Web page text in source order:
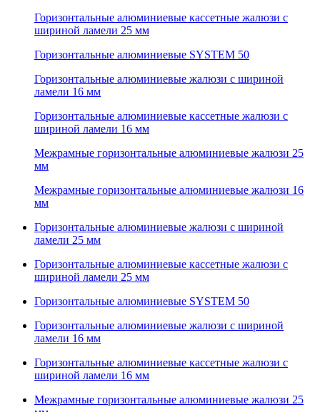
Горизонтальные алюминиевые кассетные жалюзи с
шириной ламели 25 мм
Горизонтальные алюминиевые SYSTEM 50
Горизонтальные алюминиевые жалюзи с шириной
ламели 16 мм
Горизонтальные алюминиевые кассетные жалюзи с
шириной ламели 16 мм
Межрамные горизонтальные алюминиевые жалюзи 25
мм
Межрамные горизонтальные алюминиевые жалюзи 16
мм
Горизонтальные алюминиевые жалюзи с шириной
ламели 25 мм
Горизонтальные алюминиевые кассетные жалюзи с
шириной ламели 25 мм
Горизонтальные алюминиевые SYSTEM 50
Горизонтальные алюминиевые жалюзи с шириной
ламели 16 мм
Горизонтальные алюминиевые кассетные жалюзи с
шириной ламели 16 мм
Межрамные горизонтальные алюминиевые жалюзи 25